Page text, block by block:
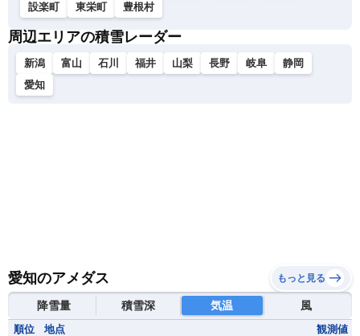
設楽町
東栄町 豊根村
周辺エリアの積雪レーダー
新潟 富山 石川 福井 山梨 長野 岐阜
静岡
愛知
愛知のアメダス もっと見る
降雪量 積雪深 気温 風
順位 地点 観測値